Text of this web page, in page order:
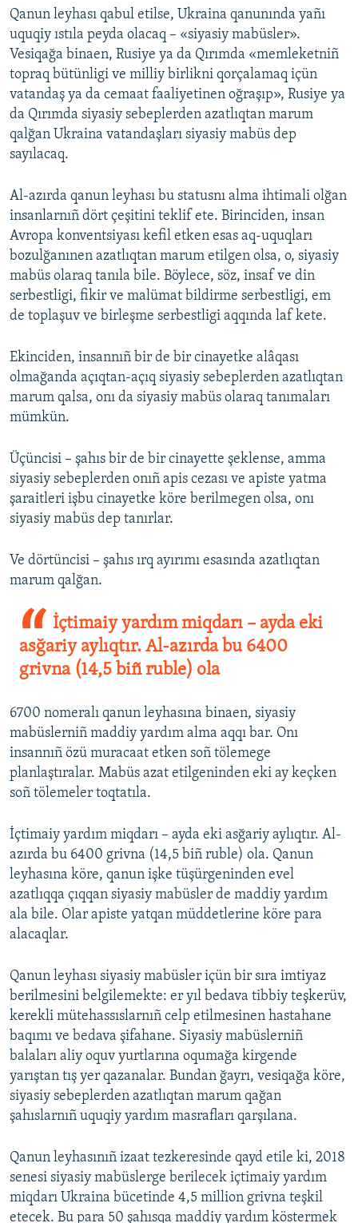
Qanun leyhası qabul etilse, Ukraina qanunında yañı
uquqiy ıstıla peyda olacaq – «siyasiy mabüsler».
Vesiqağa binaen, Rusiye ya da Qırımda «memleketniñ
topraq bütünligi ve milliy birlikni qorçalamaq içün
vatandaş ya da cemaat faaliyetinen oğraşıp», Rusiye ya
da Qırımda siyasiy sebeplerden azatlıqtan marum
qalğan Ukraina vatandaşları siyasiy mabüs dep
sayılacaq.
Al-azırda qanun leyhası bu statusnı alma ihtimali olğan
insanlarnıñ dört çeşitini teklif ete. Birinciden, insan
Avropa konventsiyası kefil etken esas aq-uquqları
bozulğanınen azatlıqtan marum etilgen olsa, o, siyasiy
mabüs olaraq tanıla bile. Böylece, söz, insaf ve din
serbestligi, fikir ve malümat bildirme serbestligi, em
de toplaşuv ve birleşme serbestligi aqqında laf kete.
Ekinciden, insannıñ bir de bir cinayetke alâqası
olmağanda açıqtan-açıq siyasiy sebeplerden azatlıqtan
marum qalsa, onı da siyasiy mabüs olaraq tanımaları
mümkün.
Üçüncisi – şahıs bir de bir cinayette şeklense, amma
siyasiy sebeplerden onıñ apis cezası ve apiste yatma
şaraitleri işbu cinayetke köre berilmegen olsa, onı
siyasiy mabüs dep tanırlar.
Ve dörtüncisi – şahıs ırq ayırımı esasında azatlıqtan
marum qalğan.
İçtimaiy yardım miqdarı – ayda eki
asğariy aylıqtır. Al-azırda bu 6400
grivna (14,5 biñ ruble) ola
6700 nomeralı qanun leyhasına binaen, siyasiy
mabüslerniñ maddiy yardım alma aqqı bar. Onı
insannıñ özü muracaat etken soñ tölemege
planlaştıralar. Mabüs azat etilgeninden eki ay keçken
soñ tölemeler toqtatıla.
İçtimaiy yardım miqdarı – ayda eki asğariy aylıqtır. Al-
azırda bu 6400 grivna (14,5 biñ ruble) ola. Qanun
leyhasına köre, qanun işke tüşürgeninden evel
azatlıqqa çıqqan siyasiy mabüsler de maddiy yardım
ala bile. Olar apiste yatqan müddetlerine köre para
alacaqlar.
Qanun leyhası siyasiy mabüsler içün bir sıra imtiyaz
berilmesini belgilemekte: er yıl bedava tibbiy teşkerüv,
kerekli mütehassıslarnıñ celp etilmesinen hastahane
baqımı ve bedava şifahane. Siyasiy mabüslerniñ
balaları aliy oquv yurtlarına oqumağa kirgende
yarıştan tış yer qazanalar. Bundan ğayrı, vesiqağa köre,
siyasiy sebeplerden azatlıqtan marum qağan
şahıslarnıñ uquqiy yardım masrafları qarşılana.
Qanun leyhasınıñ izaat tezkeresinde qayd etile ki, 2018
senesi siyasiy mabüslerge berilecek içtimaiy yardım
miqdarı Ukraina bücetinde 4,5 million grivna teşkil
etecek. Bu para 50 şahısqa maddiy yardım köstermek